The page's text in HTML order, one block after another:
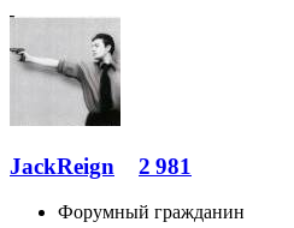
JackReign 2 981
Форумный гражданин